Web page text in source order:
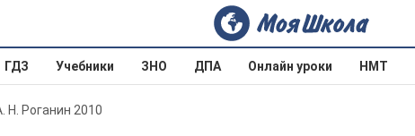
ГДЗ Учебники ЗНО ДПА Онлайн уроки НМТ
Н. Роганин 2010